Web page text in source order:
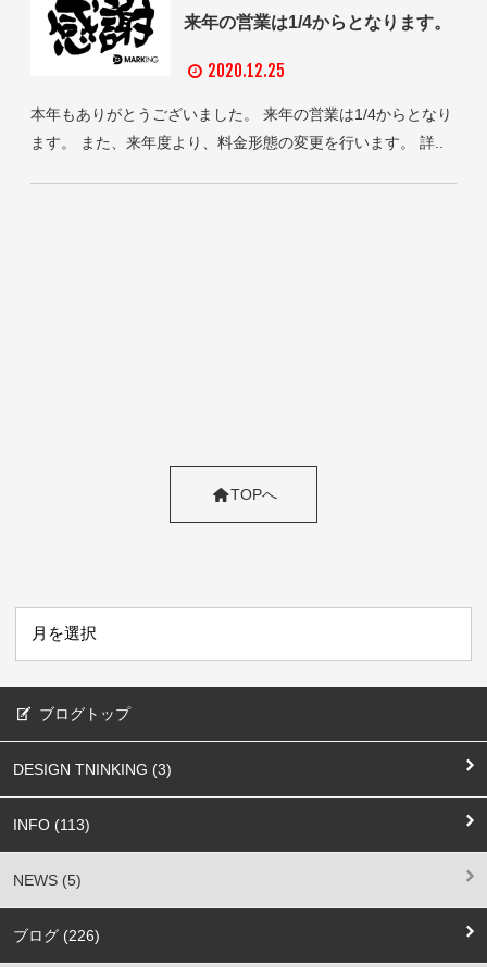
来年の営業は1/4からとなります。
2020.12.25
本年もありがとうございました。 来年の営業は1/4からとなり
ます。 また、来年度より、料金形態の変更を行います。 詳..
TOPへ
ブログトップ
DESIGN TNINKING (3)
INFO (113)
NEWS (5)
ブログ (226)